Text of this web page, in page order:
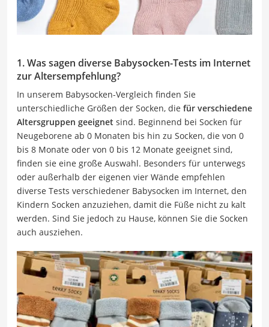
1. Was sagen diverse Babysocken-Tests im Internet
zur Altersempfehlung?
In unserem Babysocken-Vergleich finden Sie
unterschiedliche Größen der Socken, die für verschiedene
Altersgruppen geeignet sind. Beginnend bei Socken für
Neugeborene ab 0 Monaten bis hin zu Socken, die von 0
bis 8 Monate oder von 0 bis 12 Monate geeignet sind,
finden sie eine große Auswahl. Besonders für unterwegs
oder außerhalb der eigenen vier Wände empfehlen
diverse Tests verschiedener Babysocken im Internet, den
Kindern Socken anzuziehen, damit die Füße nicht zu kalt
werden. Sind Sie jedoch zu Hause, können Sie die Socken
auch ausziehen.